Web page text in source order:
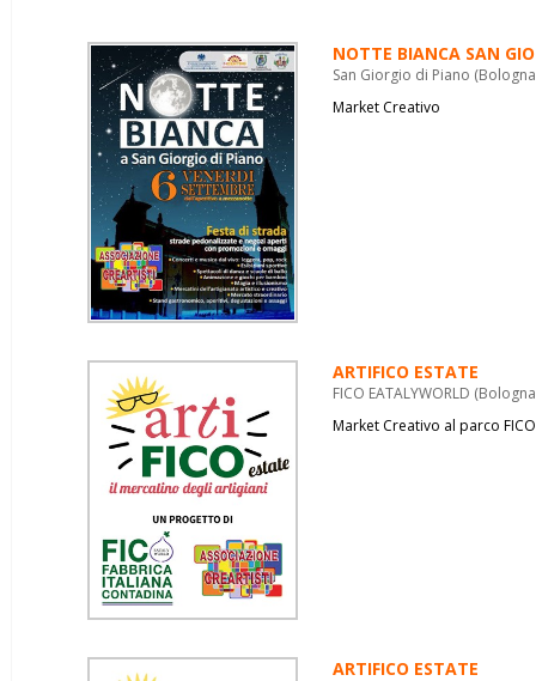
NOTTE BIANCA SAN
San Giorgio di Piano
Market Creativo
ARTIFICO ESTATE
FICO EATALYWORLD
Market Creativo al parco FICO
ARTIFICO ESTATE